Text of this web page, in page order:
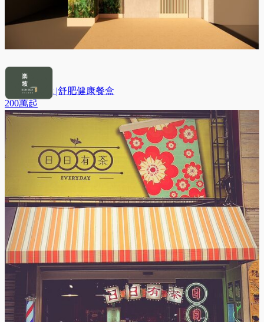
楽坡Bonbox |舒肥健康餐盒
200萬起